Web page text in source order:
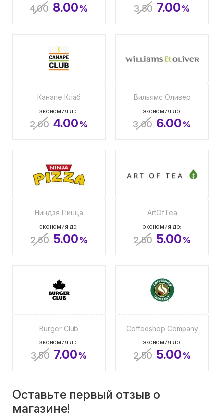
4.00 8.00% 3.50 7.00%
Канапе Клаб
ЭКОНОМИЯ ДО:
2.00 4.00%
Вильямс Оливер
ЭКОНОМИЯ ДО:
3.00 6.00%
Ниндзя Пицца
ЭКОНОМИЯ ДО:
2.50 5.00%
ArtOfTea
ЭКОНОМИЯ ДО:
2.50 5.00%
Burger Club
ЭКОНОМИЯ ДО:
3.50 7.00%
Coffeeshop Company
ЭКОНОМИЯ ДО:
2.50 5.00%
Оставьте первый отзыв о
магазине!